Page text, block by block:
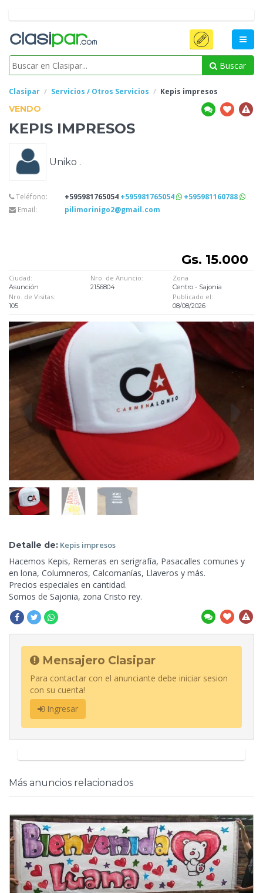
Buscar
Clasipar Servicios / Otros Servicios Kepis impresos
VENDO
KEPIS IMPRESOS
Uniko .
Teléfono: +595981765054 +595981765054
+595981160788
Email:
pilimorinigo2@gmail.com
Gs. 15.000
Ciudad:
Asunción
Nro. de Anuncio:
2156804
Zona
Centro - Sajonia
Nro. de Visitas:
105
Publicado el:
08/08/2026
Detalle de: Kepis impresos
Hacemos Kepis, Remeras en serigrafía, Pasacalles comunes y
en lona, Columneros, Calcomanías, Llaveros y más.
Precios especiales en cantidad.
Somos de Sajonia, zona Cristo rey.
Mensajero Clasipar
Para contactar con el anunciante debe iniciar sesion
con su cuenta!
Ingresar
Más anuncios relacionados